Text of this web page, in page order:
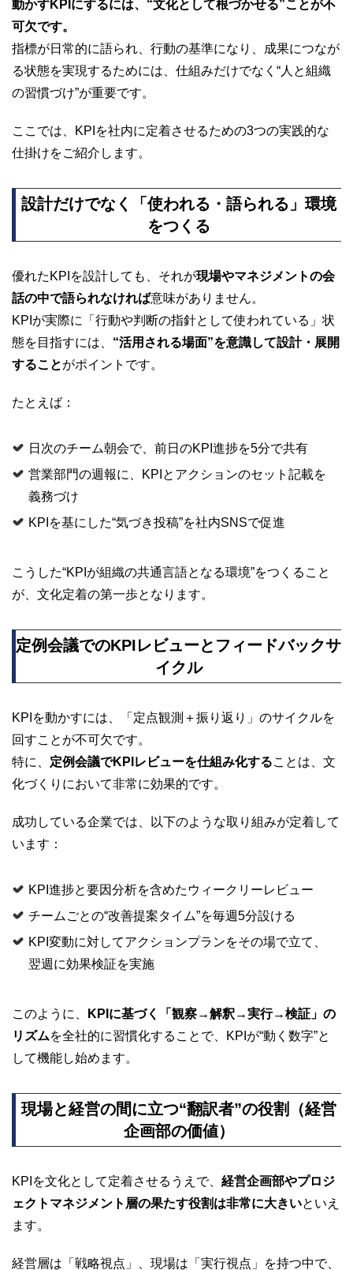
動かすKPIにするには、“文化として根づかせる”ことが不
可欠です。
指標が日常的に語られ、行動の基準になり、成果につなが
る状態を実現するためには、仕組みだけでなく“人と組織
の習慣づけ”が重要です。
ここでは、KPIを社内に定着させるための3つの実践的な
仕掛けをご紹介します。
設計だけでなく「使われる・語られる」環境
をつくる
優れたKPIを設計しても、それが現場やマネジメントの会
話の中で語られなければ意味がありません。
KPIが実際に「行動や判断の指針として使われている」状
態を目指すには、 “活用される場面”を意識して設計・展開
することがポイントです。
たとえば：
日次のチーム朝会で、前日のKPI進捗を5分で共有
営業部門の週報に、KPIとアクションのセット記載を
義務づけ
KPIを基にした“気づき投稿”を社内SNSで促進
こうした“KPIが組織の共通言語となる環境”をつくること
が、文化定着の第一歩となります。
定例会議でのKPIレビューとフィードバックサ
イクル
KPIを動かすには、「定点観測＋振り返り」のサイクルを
回すことが不可欠です。
特に、 定例会議でKPIレビューを仕組み化することは、文
化づくりにおいて非常に効果的です。
成功している企業では、以下のような取り組みが定着して
います：
KPI進捗と要因分析を含めたウィークリーレビュー
チームごとの“改善提案タイム”を毎週5分設ける
KPI変動に対してアクションプランをその場で立て、
翌週に効果検証を実施
このように、
KPIに基づく「観察→解釈→実行→検証」の
リズムを全社的に習慣化することで、KPIが“動く数字”と
して機能し始めます。
現場と経営の間に立つ“翻訳者”の役割（経営
企画部の価値）
KPIを文化として定着させるうえで、 経営企画部やプロジ
ェクトマネジメント層の果たす役割は非常に大きいといえ
ます。
経営層は「戦略視点」、現場は「実行視点」を持つ中で、